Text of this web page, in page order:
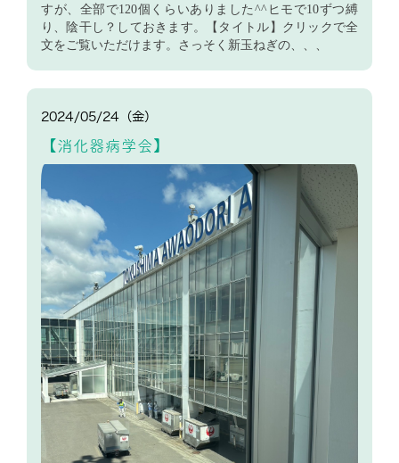
すが、全部で120個くらいありました^^ヒモで10ずつ縛
り、陰干し？しておきます。【タイトル】クリックで全
文をご覧いただけます。さっそく新玉ねぎの、、、
2024/05/24（金）
【消化器病学会】